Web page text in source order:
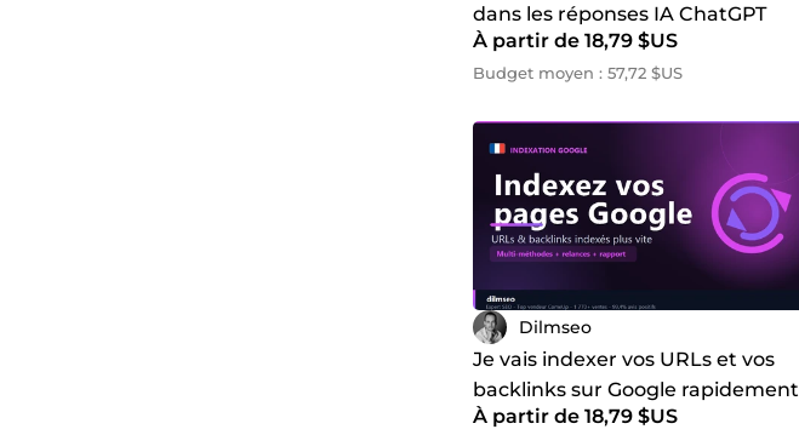
dans les réponses IA ChatGPT
Gemini et Google AI Overviews
GEO
À partir de 18,79 $US
Budget moyen : 57,72 $US
Dilmseo
Je vais indexer vos URLs et vos
backlinks sur Google rapidement
avec relances et rapport
À partir de 18,79 $US